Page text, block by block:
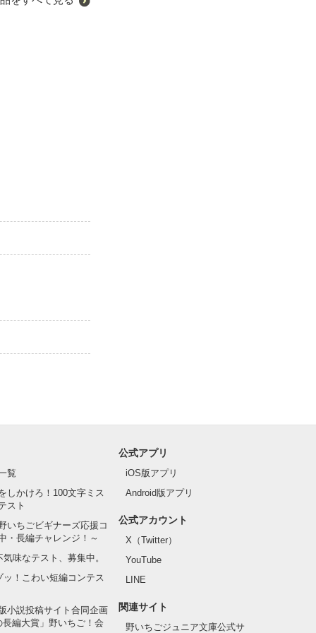
覧
しかけろ！100文字ミス
スト
いちごビギナーズ応援コ
・長編チャレンジ！～
味なテスト、募集中。
ッ！こわい短編コンテス
小説投稿サイト合同企画
長編大賞」野いちご！会
公式アプリ
iOS版アプリ
Android版アプリ
公式アカウント
X（Twitter）
YouTube
LINE
関連サイト
野いちごジュニア文庫公式サ